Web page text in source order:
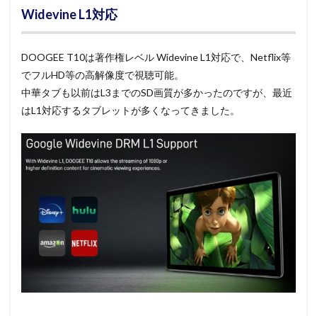
Widevine L1対応
DOOGEE T10は著作権レベル Widevine L1対応で、Netflix等
でフルHD等の高解像度で視聴可能。
中華タブも以前はL3までのSD画質が多かったのですが、最近
はL1対応するタブレットが多くなってきました。